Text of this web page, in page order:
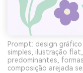
Prompt: design
simples, ilustração
predominantes,
composição arejada